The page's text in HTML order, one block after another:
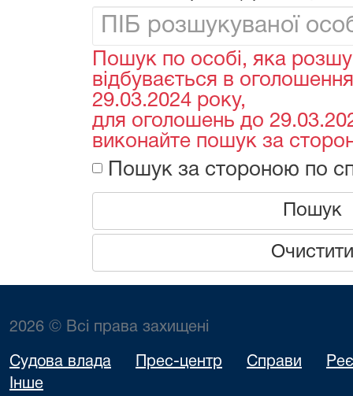
Пошук по особі, яка
відбувається в
29.03.2024 року,
для оголошень до
виконайте пошук за
Пошук за стороною по
Пошук
Очистити
2026 © Всі права захищені
Судова влада Прес-центр Справи
Інше